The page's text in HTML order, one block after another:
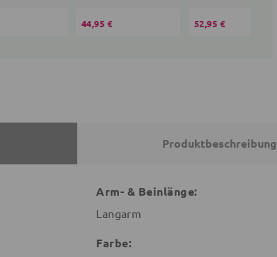
44,95 € 52,95 €
Produktbeschreibung
Arm- & Beinlänge:
Langarm
Farbe: